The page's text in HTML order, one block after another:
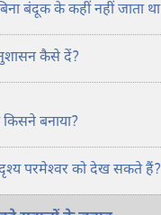
बंदूक के कहीं नहीं जाता था
कैसे दें?
बनाया?
परमेश्‍वर को देख सकते हैं?